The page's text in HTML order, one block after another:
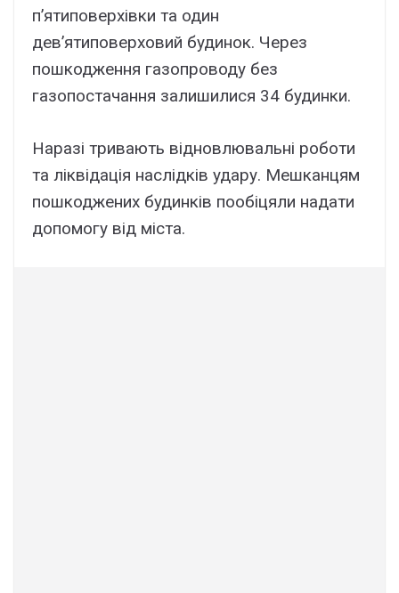
п’ятиповерхівки та один
дев’ятиповерховий будинок. Через
пошкодження газопроводу без
газопостачання залишилися 34 будинки.
Наразі тривають відновлювальні роботи
та ліквідація наслідків удару. Мешканцям
пошкоджених будинків пообіцяли надати
допомогу від міста.